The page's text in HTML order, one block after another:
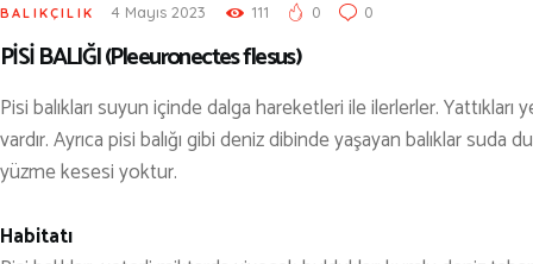
KAMPÇILIK
KARA AVI
KARAVAN
OTO | MOTO
KAYAK
BALIKÇILIK 4 Mayıs 2023 111 0 0
PİSİ BALIĞI (Pleeuronectes flesus)
Pisi balıkları suyun içinde dalga hareketleri ile ilerlerler.
vardır. Ayrıca pisi balığı gibi deniz dibinde yaşayan balıklar
yüzme kesesi yoktur.
Habitatı